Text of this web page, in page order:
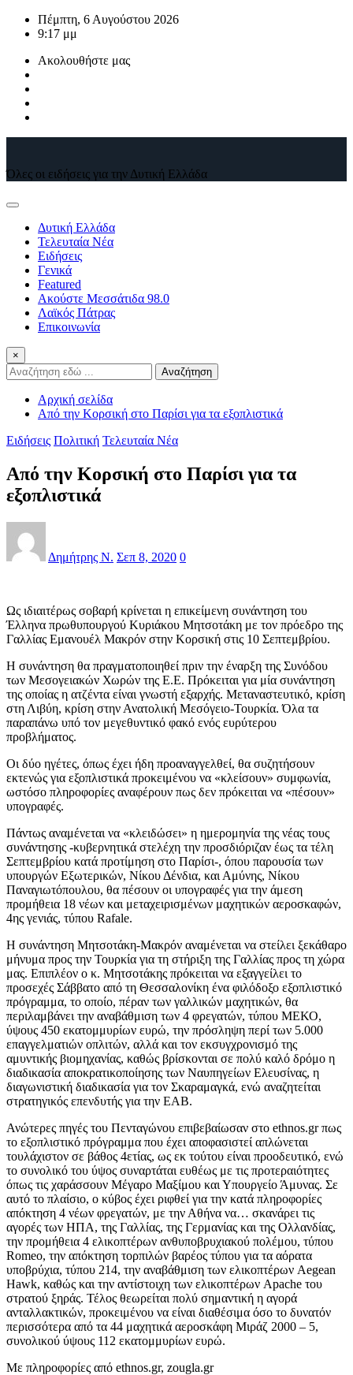
ΜετάβασηΠέμπτη, 6 Αυγούστου 2026
9:17 μμ
Ακολουθήστε μας
Όλες οι ειδήσεις για την Δυτική Ελλάδα
Δυτική Ελλάδα
Τελευταία Νέα
Ειδήσεις
Γενικά
Featured
Ακούστε Μεσσάτιδα 98.0
Λαϊκός Πάτρας
Επικοινωνία
×
Αναζήτηση
Αρχική σελίδα
Από την Κορσική στο Παρίσι για τα εξοπλιστικά
Ειδήσεις Πολιτική Τελευταία Νέα
Από την Κορσική στο Παρίσι για τα
εξοπλιστικά
Δημήτρης Ν. Σεπ 8, 2020 0
Ως ιδιαιτέρως σοβαρή κρίνεται η επικείμενη συνάντηση του
Έλληνα πρωθυπουργού Κυριάκου Μητσοτάκη με τον πρόεδρο της
Γαλλίας Εμανουέλ Μακρόν στην Κορσική στις 10 Σεπτεμβρίου.
Η συνάντηση θα πραγματοποιηθεί πριν την έναρξη της Συνόδου
των Μεσογειακών Χωρών της Ε.Ε. Πρόκειται για μία συνάντηση
της οποίας η ατζέντα είναι γνωστή εξαρχής. Μεταναστευτικό, κρίση
στη Λιβύη, κρίση στην Ανατολική Μεσόγειο-Τουρκία. Όλα τα
παραπάνω υπό τον μεγεθυντικό φακό ενός ευρύτερου
προβλήματος.
Οι δύο ηγέτες, όπως έχει ήδη προαναγγελθεί, θα συζητήσουν
εκτενώς για εξοπλιστικά προκειμένου να «κλείσουν» συμφωνία,
ωστόσο πληροφορίες αναφέρουν πως δεν πρόκειται να «πέσουν»
υπογραφές.
Πάντως αναμένεται να «κλειδώσει» η ημερομηνία της νέας τους
συνάντησης -κυβερνητικά στελέχη την προσδιόριζαν έως τα τέλη
Σεπτεμβρίου κατά προτίμηση στο Παρίσι-, όπου παρουσία των
υπουργών Εξωτερικών, Νίκου Δένδια, και Αμύνης, Νίκου
Παναγιωτόπουλου, θα πέσουν οι υπογραφές για την άμεση
προμήθεια 18 νέων και μεταχειρισμένων μαχητικών αεροσκαφών,
4ης γενιάς, τύπου Rafale.
Η συνάντηση Μητσοτάκη-Μακρόν αναμένεται να στείλει ξεκάθαρο
μήνυμα προς την Τουρκία για τη στήριξη της Γαλλίας προς τη χώρα
μας. Επιπλέον ο κ. Μητσοτάκης πρόκειται να εξαγγείλει το
προσεχές Σάββατο από τη Θεσσαλονίκη ένα φιλόδοξο εξοπλιστικό
πρόγραμμα, το οποίο, πέραν των γαλλικών μαχητικών, θα
περιλαμβάνει την αναβάθμιση των 4 φρεγατών, τύπου ΜΕΚΟ,
ύψους 450 εκατομμυρίων ευρώ, την πρόσληψη περί των 5.000
επαγγελματιών οπλιτών, αλλά και τον εκσυγχρονισμό της
αμυντικής βιομηχανίας, καθώς βρίσκονται σε πολύ καλό δρόμο η
διαδικασία αποκρατικοποίησης των Ναυπηγείων Ελευσίνας, η
διαγωνιστική διαδικασία για τον Σκαραμαγκά, ενώ αναζητείται
στρατηγικός επενδυτής για την ΕΑΒ.
Ανώτερες πηγές του Πενταγώνου επιβεβαίωσαν στο ethnos.gr πως
το εξοπλιστικό πρόγραμμα που έχει αποφασιστεί απλώνεται
τουλάχιστον σε βάθος 4ετίας, ως εκ τούτου είναι προοδευτικό, ενώ
το συνολικό του ύψος συναρτάται ευθέως με τις προτεραιότητες
όπως τις χαράσσουν Μέγαρο Μαξίμου και Υπουργείο Άμυνας. Σε
αυτό το πλαίσιο, ο κύβος έχει ριφθεί για την κατά πληροφορίες
απόκτηση 4 νέων φρεγατών, με την Αθήνα να… σκανάρει τις
αγορές των ΗΠΑ, της Γαλλίας, της Γερμανίας και της Ολλανδίας,
την προμήθεια 4 ελικοπτέρων ανθυποβρυχιακού πολέμου, τύπου
Romeo, την απόκτηση τορπιλών βαρέος τύπου για τα αόρατα
υποβρύχια, τύπου 214, την αναβάθμιση των ελικοπτέρων Aegean
Hawk, καθώς και την αντίστοιχη των ελικοπτέρων Apache του
στρατού ξηράς. Τέλος θεωρείται πολύ σημαντική η αγορά
ανταλλακτικών, προκειμένου να είναι διαθέσιμα όσο το δυνατόν
περισσότερα από τα 44 μαχητικά αεροσκάφη Μιράζ 2000 – 5,
συνολικού ύψους 112 εκατομμυρίων ευρώ.
Με πληροφορίες από ethnos.gr, zougla.gr